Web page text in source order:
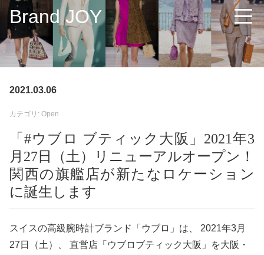
Brand JOY
2021.03.06
カテゴリ: Open
「#ウブロ ブティック大阪」2021年3
月27日（土）リニューアルオープン！
関西の旗艦店が新たなロケーション
に誕生します
スイスの高級腕時計ブランド「ウブロ」は、 2021年3月
27日（土）、 直営店「ウブロブティック大阪」を大阪・